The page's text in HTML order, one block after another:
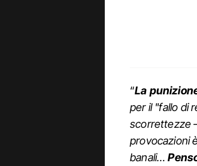
“La
per il "fallo di
scorrettezze
provocazioni
banali…